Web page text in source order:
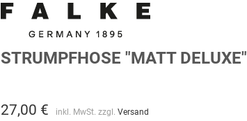
STRUMPFHOSE "MATT DELUXE"
27,00 € inkl. MwSt. zzgl.Versand